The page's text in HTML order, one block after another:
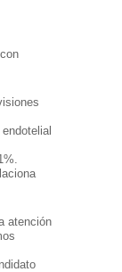
atención